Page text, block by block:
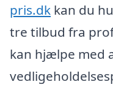
pris.dk kan du
tre tilbud fra
kan hjælpe med